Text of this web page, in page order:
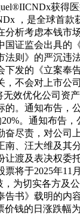
获
，是全球首
析考虑本钱
证监会出具
则》的严沉
发的《立案
不会对上市
效优化公司
。通知布告
。通知布告
尽责，对公
、汪大维及
渡及表决权
将于2025年
为切实各方及
书》载明的内
钱的日涨跌